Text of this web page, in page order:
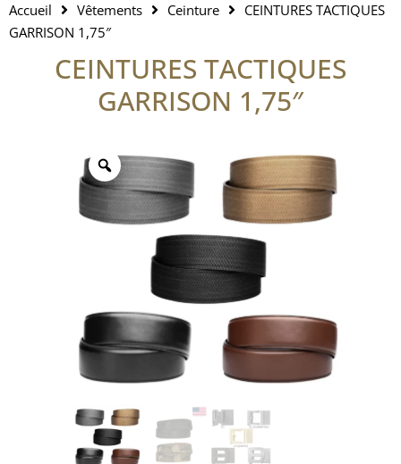
Accueil Vêtements Ceinture
CEINTURES TACTIQUES
GARRISON 1,75″
CEINTURES TACTIQUES
GARRISON 1,75″